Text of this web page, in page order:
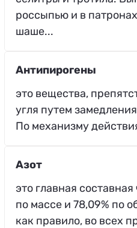
россыпью и в
шаше...
Антипирогены
это вещества,
угля путем
По механизму
Азот
это главная
по массе и 78,09% по
как правило, во всех